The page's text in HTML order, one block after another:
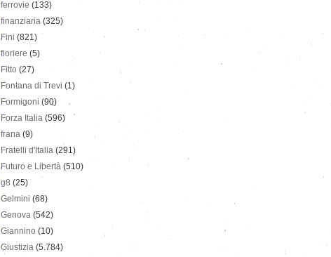
ferrovie (133)
finanziaria (325)
Fini (821)
fioriere (5)
Fitto (27)
Fontana di Trevi (1)
Formigoni (90)
Forza Italia (596)
frana (9)
Fratelli d'Italia (291)
Futuro e Libertà (510)
g8 (25)
Gelmini (68)
Genova (542)
Giannino (10)
Giustizia (5.784)